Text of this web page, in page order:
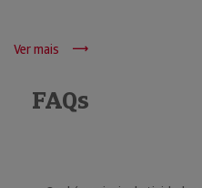
Ver mais
FAQs